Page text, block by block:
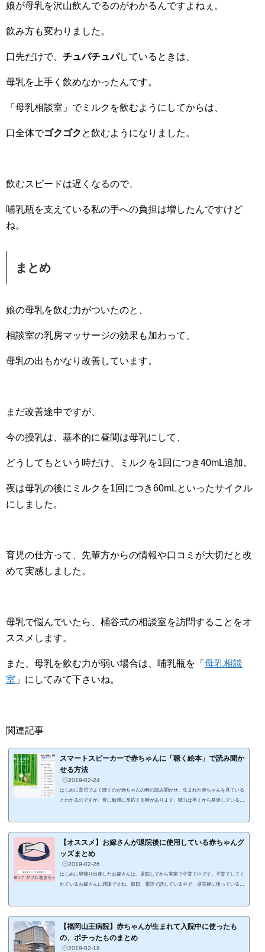
娘が母乳を沢山飲んでるのがわかるんですよねぇ。
飲み方も変わりました。
口先だけで、 チュパチュパしているときは、
母乳を上手く飲めなかったんです。
「母乳相談室」でミルクを飲むようにしてからは、
口全体でゴクゴク と飲むようになりました。
飲むスピードは遅くなるので、
哺乳瓶を支えている私の手への負担は増したんですけど
ね。
まとめ
娘の母乳を飲む力がついたのと、
相談室の乳房マッサージの効果も加わって、
母乳の出もかなり改善しています。
まだ改善途中ですが、
今の授乳は、基本的に昼間は母乳にして、
どうしてもという時だけ、ミルクを1回につき40mL追加。
夜は母乳の後にミルクを1回につき60mLといったサイクル
にしました。
育児の仕方って、先輩方からの情報や口コミが大切だと改
めて実感しました。
母乳で悩んでいたら、桶谷式の相談室を訪問することをオ
ススメします。
また、母乳を飲む力が弱い場合は、哺乳瓶を「 母乳相談
室 」にしてみて下さいね。
関連記事
スマートスピーカーで赤ちゃんに「聴く絵本」で読み聞か
せる方法
2019-02-24
はじめに育児でよく聴くのが赤ちゃんの時の読み聞かせ。生まれた赤ちゃんを見ている
とわかるのですが、音に敏感に反応する時があります。聴力は早くから発達しているよ
読解力の試験結果には強い相関関係ある。小学校入学以前に家庭で読み聞かせをしても
らった子供と、してもらわなかっ...
【オススメ】お嫁さんが退院後に使用している赤ちゃんグ
ッズまとめ
2019-02-26
はじめに里帰り出産したお嫁さんは、退院してから実家で子育て中です。子育てしてく
れているお嫁さんに感謝ですね。毎日、電話で話している中で、退院後に使っている赤
たおしゃぶりがこれ。夜泣きの時に、このおしゃぶりをくわえさせると、すぐに泣き止
んで効果抜群でした。退院後にお...
【福岡山王病院】赤ちゃんが生まれて入院中に使ったも
の、ポチったものまとめ
2019-02-18